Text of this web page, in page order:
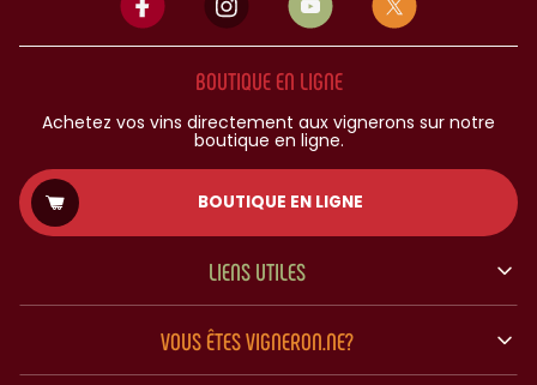
BOUTIQUE EN LIGNE
Achetez vos vins directement aux vignerons sur notre
boutique en ligne.
BOUTIQUE EN LIGNE
LIENS UTILES
VOUS ÊTES VIGNERON.NE?